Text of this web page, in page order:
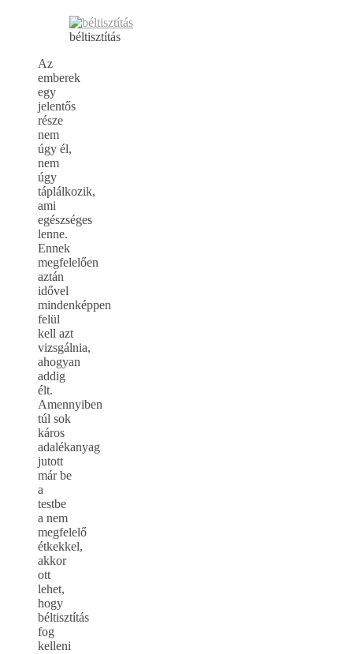
béltisztítás
Az
emberek
egy
jelentős
része
nem
úgy él,
nem
úgy
táplálkozik,
ami
egészséges
lenne.
Ennek
megfelelően
aztán
idővel
mindenképpen
felül
kell azt
vizsgálnia,
ahogyan
addig
élt.
Amennyiben
túl sok
káros
adalékanyag
jutott
már be
a
testbe
a nem
megfelelő
étkekkel,
akkor
ott
lehet,
hogy
béltisztítás
fog
kelleni